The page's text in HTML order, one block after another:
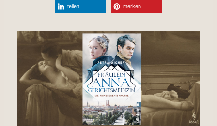
teilen merken